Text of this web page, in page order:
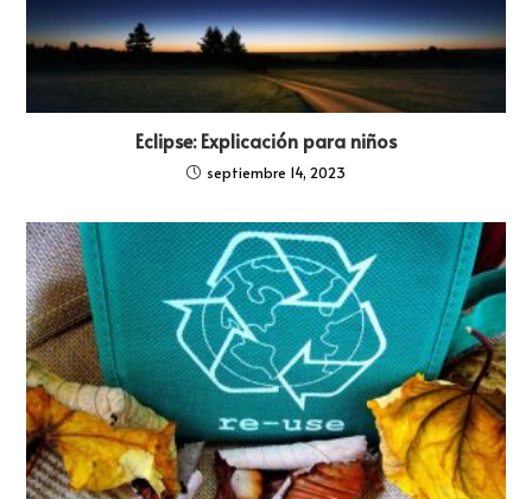
Eclipse: Explicación para niños
septiembre 14, 2023